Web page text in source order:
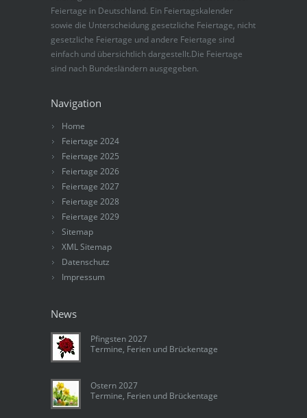
Feiertage in Deutschland. Ein Feiertagskalender
sowie die Unterscheidung gesetzliche Feiertage, nicht
gesetzliche Feiertage und andere Feiertage sind
einfach und übersichtlich dargestellt.Die Feiertage
sind nach Bundesländern ausgegeben.
Navigation
Home
Feiertage 2024
Feiertage 2025
Feiertage 2026
Feiertage 2027
Feiertage 2028
Feiertage 2029
Sitemap
XML Sitemap
Datenschutz
Impressum
News
Pfingsten 2027
Termine, Ferien und Brückentage
Ostern 2027
Termine, Ferien und Brückentage